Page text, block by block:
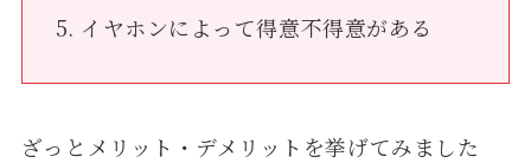
イヤホンによって得意不得意がある
ざっとメリット・デメリットを挙げてみました